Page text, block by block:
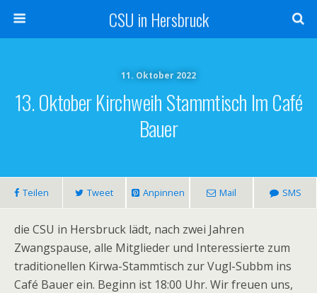
CSU in Hersbruck
11. Oktober 2022
13. Oktober Kirchweih Stammtisch Im Café
Bauer
Teilen Tweet Anpinnen Mail SMS
die CSU in Hersbruck lädt, nach zwei Jahren
Zwangspause, alle Mitglieder und Interessierte zum
traditionellen Kirwa-Stammtisch zur Vugl-Subbm ins
Café Bauer ein. Beginn ist 18:00 Uhr. Wir freuen uns,